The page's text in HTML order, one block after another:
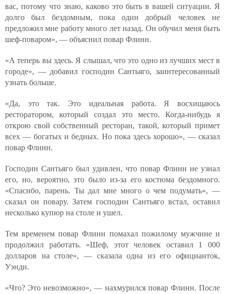
вас, потому что знаю, каково это быть в вашей ситуации. Я
долго был бездомным, пока один добрый человек не
предложил мне работу много лет назад. Он обучил меня быть
шеф-поваром», — объяснил повар Флинн.
«А теперь вы здесь. Я слышал, что это одно из лучших мест в
городе», — добавил господин Сантьяго, заинтересованный
узнать больше.
«Да, это так. Это идеальная работа. Я восхищаюсь
ресторатором, который создал это место. Когда-нибудь я
открою свой собственный ресторан, такой, который примет
всех — богатых и бедных. Но пока здесь хорошо», — сказал
повар Флинн.
Господин Сантьяго был удивлен, что повар Флинн не узнал
его, но, вероятно, это было из-за его костюма бездомного.
«Спасибо, парень. Ты дал мне много о чем подумать», —
сказал он повару. Затем господин Сантьяго встал, оставил
несколько купюр на столе и ушел.
Тем временем повар Флинн помахал пожилому мужчине и
продолжил работать. «Шеф, этот человек оставил 1 000
долларов на столе», — сказала одна из его официанток,
Уэнди.
«Что? Это невозможно», — нахмурился повар Флинн. После